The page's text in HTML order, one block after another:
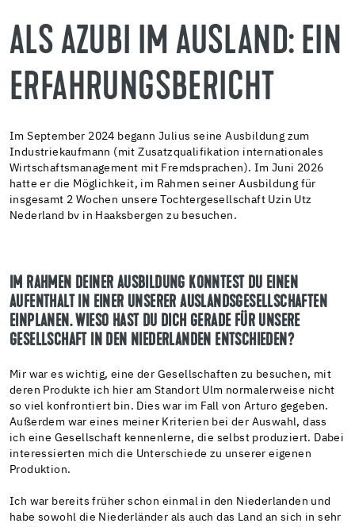
ALS AZUBI IM AUSLAND: EIN
ERFAHRUNGSBERICHT
Im September 2024 begann Julius seine Ausbildung zum
Industriekaufmann (mit Zusatzqualifikation internationales
Wirtschaftsmanagement mit Fremdsprachen). Im Juni 2026
hatte er die Möglichkeit, im Rahmen seiner Ausbildung für
insgesamt 2 Wochen unsere Tochtergesellschaft Uzin Utz
Nederland bv in Haaksbergen zu besuchen.
IM RAHMEN DEINER AUSBILDUNG KONNTEST DU EINEN
AUFENTHALT IN EINER UNSERER AUSLANDSGESELLSCHAFTEN
EINPLANEN. WIESO HAST DU DICH GERADE FÜR UNSERE
GESELLSCHAFT IN DEN NIEDERLANDEN ENTSCHIEDEN?
Mir war es wichtig, eine der Gesellschaften zu besuchen, mit
deren Produkte ich hier am Standort Ulm normalerweise nicht
so viel konfrontiert bin. Dies war im Fall von Arturo gegeben.
Außerdem war eines meiner Kriterien bei der Auswahl, dass
ich eine Gesellschaft kennenlerne, die selbst produziert. Dabei
interessierten mich die Unterschiede zu unserer eigenen
Produktion.
Ich war bereits früher schon einmal in den Niederlanden und
habe sowohl die Niederländer als auch das Land an sich in sehr